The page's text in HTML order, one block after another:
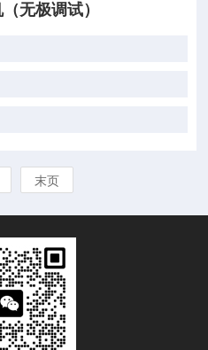
无极调试）
末页